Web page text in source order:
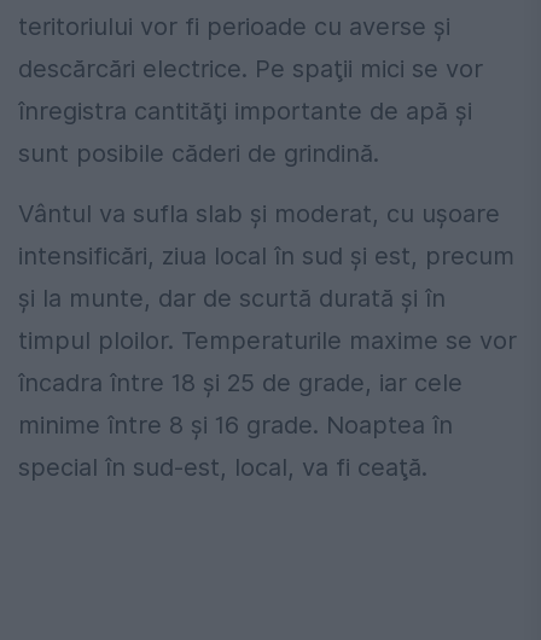
teritoriului vor fi perioade cu averse şi
descărcări electrice. Pe spaţii mici se vor
înregistra cantităţi importante de apă şi
sunt posibile căderi de grindină.
Vântul va sufla slab şi moderat, cu uşoare
intensificări, ziua local în sud şi est, precum
şi la munte, dar de scurtă durată şi în
timpul ploilor. Temperaturile maxime se vor
încadra între 18 şi 25 de grade, iar cele
minime între 8 şi 16 grade. Noaptea în
special în sud-est, local, va fi ceaţă.